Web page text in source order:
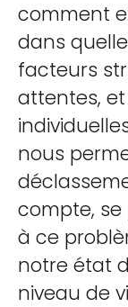
comment
dans
facteurs
attentes,
nous
compte,
à ce
notre état
niveau de